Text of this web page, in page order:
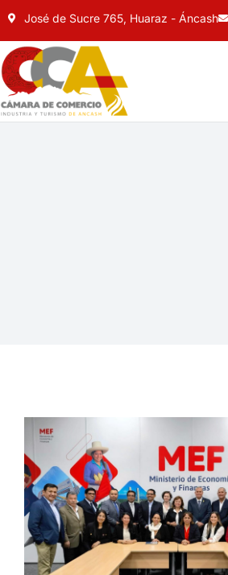
José de Sucre 765, Huaraz - Áncash